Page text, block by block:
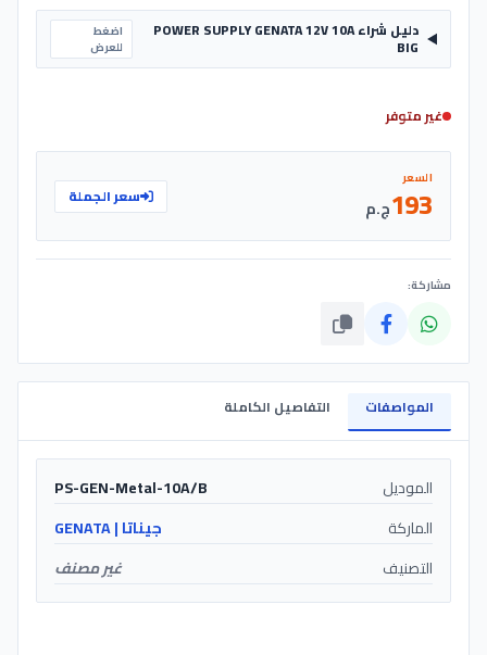
دليل شراء POWER SUPPLY GENATA 12V 10A
BIG
اضغط
للعرض
غير متوفر
السعر
193ج.م سعر الجملة
مشاركة:
المواصفات التفاصيل الكاملة
الموديل
PS-GEN-Metal-10A/B
الماركة
جيناتا | GENATA
التصنيف
غير مصنف